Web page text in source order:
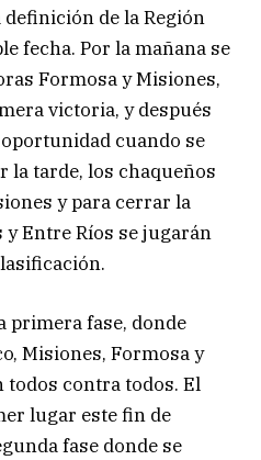
de la Región
fecha. Por la mañana se
Formosa y Misiones,
victoria, y después
cuando se
la tarde, los chaqueños
y para cerrar la
Entre Ríos se jugarán
primera fase, donde
Misiones, Formosa y
todos contra todos. El
lugar este fin de
fase donde se